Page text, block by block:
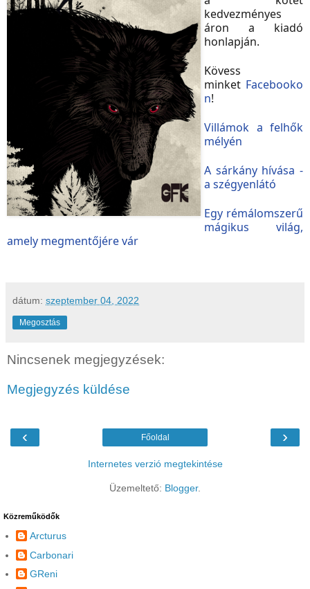
kedvezményes
áron a kiadó
honlapján.
Kövess
minket Facebooko
n!
Villámok a felhők
mélyén
A sárkány hívása -
a szégyenlátó
Egy rémálomszerű
mágikus világ,
amely megmentőjére vár
dátum: szeptember 04, 2022
Megosztás
Nincsenek megjegyzések:
Megjegyzés küldése
‹ ›
Főoldal
Internetes verzió megtekintése
Üzemeltető: Blogger.
Közreműködők
Arcturus
Carbonari
GReni